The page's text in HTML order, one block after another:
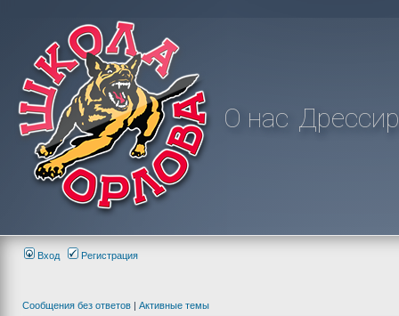
О нас
Вход Регистрация
Сообщения без ответов | Активные темы